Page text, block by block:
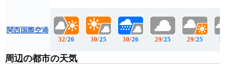
関西国際空港
32/26 30/25 30/26 29/25 29/25
周辺の都市の天気